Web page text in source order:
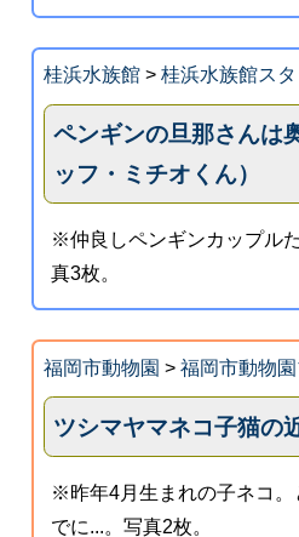
桂浜水族館> 桂浜水族館ス
ペンギンの旦那さんは
ッフ・ミチオくん）
※仲良しペンギンカップル
真3枚。
福岡市動物園 > 福岡市動物
ツシマヤマネコ子猫の
※昨年4月生まれの子ネコ。
でに...。写真2枚。